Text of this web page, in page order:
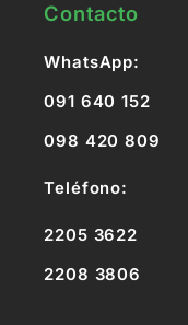
Contacto
WhatsApp:
091 640 152
098 420 809
Teléfono:
2205 3622
2208 3806